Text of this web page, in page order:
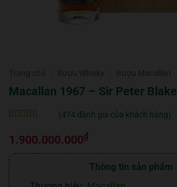
Macallan 1967 – Sir Peter Blake
trênđánh
giá
(474 đánh giá của khách hàng)
1.900.000.000₫
Thông tin sản phẩm